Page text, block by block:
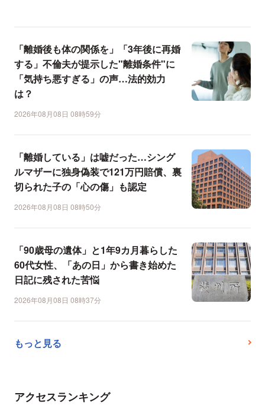
「離婚後も体の関係を」「3年後に再婚
する」不倫夫が提示した"離婚条件"に
「気持ち悪すぎる」の声…法的効力
は？
2026年08月08日 08時59分
「離婚している」は嘘だった…シング
ルマザーに独身偽装で121万円賠償、裏
切られた子の「心の傷」も認定
2026年08月08日 08時50分
「90歳母の遺体」と1年9カ月暮らした
60代女性、「あの日」から書き始めた
日記に残された苦悩
2026年08月08日 08時37分
もっと見る
アクセスランキング